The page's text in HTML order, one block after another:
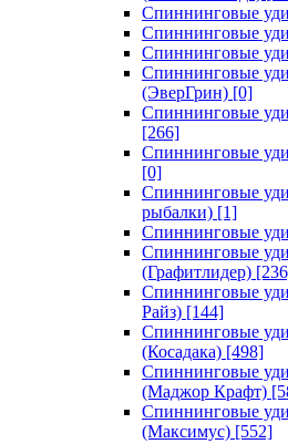
Спиннинговые
Спиннинговые
Спиннинговые
Спиннинговые
(ЭверГрин) [0]
Спиннинговые
[266]
Спиннинговые
[0]
Спиннинговые
рыбалки) [1]
Спиннинговые
Спиннинговые
(Графитлидер)
Спиннинговые
Райз) [144]
Спиннинговые
(Косадака) [498]
Спиннинговые
(Маджор Крафт)
Спиннинговые
(Максимус) [552]